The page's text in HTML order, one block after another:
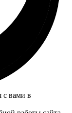
с вами в